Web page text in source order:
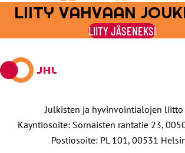
Jaa
Facebookissa
Jaa
viestipalvelu
X:ssä
Jaa
sähköpostilla
Jaa
WhatsAppilla
Jaa
Telegramilla
LIITY VAHVAAN
LIITY JÄSENEKSI
Julkisten ja hyvinvointialojen liitto
Käyntiosoite: Sörnäisten rantatie 23,
Postiosoite: PL 101, 00531